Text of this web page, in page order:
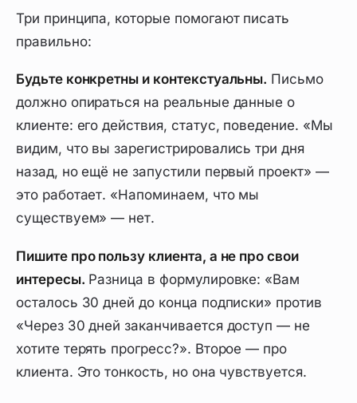
Три принципа, которые помогают писать
правильно:
Будьте конкретны и контекстуальны. Письмо
должно опираться на реальные данные о
клиенте: его действия, статус, поведение. «Мы
видим, что вы зарегистрировались три дня
назад, но ещё не запустили первый проект» —
это работает. «Напоминаем, что мы
существуем» — нет.
Пишите про пользу клиента, а не про свои
интересы. Разница в формулировке: «Вам
осталось 30 дней до конца подписки» против
«Через 30 дней заканчивается доступ — не
хотите терять прогресс?». Второе — про
клиента. Это тонкость, но она чувствуется.